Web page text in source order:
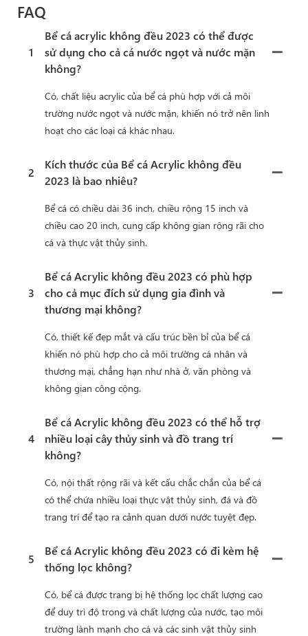
FAQ
1
Bể cá acrylic không đều 2023 có thể được
sử dụng cho cả cá nước ngọt và nước mặn
không?
Có, chất liệu acrylic của bể cá phù hợp với cả môi
trường nước ngọt và nước mặn, khiến nó trở nên linh
hoạt cho các loại cá khác nhau.
2
Kích thước của Bể cá Acrylic không đều
2023 là bao nhiêu?
Bể cá có chiều dài 36 inch, chiều rộng 15 inch và
chiều cao 20 inch, cung cấp không gian rộng rãi cho
cá và thực vật thủy sinh.
3
Bể cá Acrylic không đều 2023 có phù hợp
cho cả mục đích sử dụng gia đình và
thương mại không?
Có, thiết kế đẹp mắt và cấu trúc bền bỉ của bể cá
khiến nó phù hợp cho cả môi trường cá nhân và
thương mại, chẳng hạn như nhà ở, văn phòng và
không gian công cộng.
4
Bể cá Acrylic không đều 2023 có thể hỗ trợ
nhiều loại cây thủy sinh và đồ trang trí
không?
Có, nội thất rộng rãi và kết cấu chắc chắn của bể cá
có thể chứa nhiều loại thực vật thủy sinh, đá và đồ
trang trí để tạo ra cảnh quan dưới nước tuyệt đẹp.
5
Bể cá Acrylic không đều 2023 có đi kèm hệ
thống lọc không?
Có, bể cá được trang bị hệ thống lọc chất lượng cao
để duy trì độ trong và chất lượng của nước, tạo môi
trường lành mạnh cho cá và các sinh vật thủy sinh